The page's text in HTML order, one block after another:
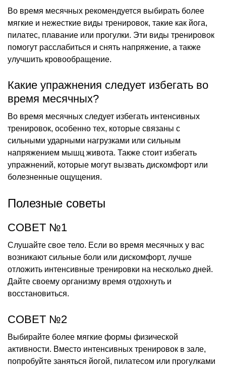
Во время месячных рекомендуется выбирать более
мягкие и нежесткие виды тренировок, такие как йога,
пилатес, плавание или прогулки. Эти виды тренировок
помогут расслабиться и снять напряжение, а также
улучшить кровообращение.
Какие упражнения следует избегать во
время месячных?
Во время месячных следует избегать интенсивных
тренировок, особенно тех, которые связаны с
сильными ударными нагрузками или сильным
напряжением мышц живота. Также стоит избегать
упражнений, которые могут вызвать дискомфорт или
болезненные ощущения.
Полезные советы
СОВЕТ №1
Слушайте свое тело. Если во время месячных у вас
возникают сильные боли или дискомфорт, лучше
отложить интенсивные тренировки на несколько дней.
Дайте своему организму время отдохнуть и
восстановиться.
СОВЕТ №2
Выбирайте более мягкие формы физической
активности. Вместо интенсивных тренировок в зале,
попробуйте заняться йогой, пилатесом или прогулками